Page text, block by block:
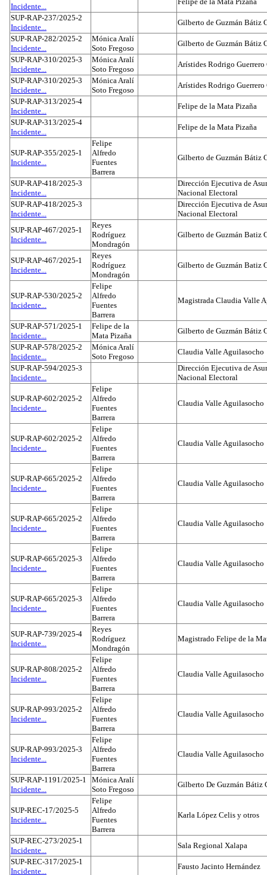
Incidente...
SUP-RAP-237/2025-2
Incidente...
Gilberto de Guzmán Bátiz
SUP-RAP-282/2025-2
Incidente...
Mónica Aralí
Soto Fregoso
Gilberto de Guzmán Bátiz
SUP-RAP-310/2025-3
Incidente...
Mónica Aralí
Soto Fregoso
Arístides Rodrigo Guerrero
SUP-RAP-310/2025-3
Incidente...
Mónica Aralí
Soto Fregoso
Arístides Rodrigo Guerrero
SUP-RAP-313/2025-4
Incidente...
Felipe de la Mata Pizaña
SUP-RAP-313/2025-4
Incidente...
Felipe de la Mata Pizaña
SUP-RAP-355/2025-1
Incidente...
Felipe
Alfredo
Fuentes
Barrera
Gilberto de Guzmán Bátiz
SUP-RAP-418/2025-3
Incidente...
Dirección Ejecutiva de
Nacional Electoral
SUP-RAP-418/2025-3
Incidente...
Dirección Ejecutiva de
Nacional Electoral
SUP-RAP-467/2025-1
Incidente...
Reyes
Rodríguez
Mondragón
Gilberto de Guzmán Batiz
SUP-RAP-467/2025-1
Incidente...
Reyes
Rodríguez
Mondragón
Gilberto de Guzmán Batiz
SUP-RAP-530/2025-2
Incidente...
Felipe
Alfredo
Fuentes
Barrera
Magistrada Claudia Valle
SUP-RAP-571/2025-1
Incidente...
Felipe de la
Mata Pizaña
Gilberto de Guzmán Bátiz
SUP-RAP-578/2025-2
Incidente...
Mónica Aralí
Soto Fregoso
Claudia Valle Aguilasocho
SUP-RAP-594/2025-3
Incidente...
Dirección Ejecutiva de
Nacional Electoral
SUP-RAP-602/2025-2
Incidente...
Felipe
Alfredo
Fuentes
Barrera
Claudia Valle Aguilasocho
SUP-RAP-602/2025-2
Incidente...
Felipe
Alfredo
Fuentes
Barrera
Claudia Valle Aguilasocho
SUP-RAP-665/2025-2
Incidente...
Felipe
Alfredo
Fuentes
Barrera
Claudia Valle Aguilasocho
SUP-RAP-665/2025-2
Incidente...
Felipe
Alfredo
Fuentes
Barrera
Claudia Valle Aguilasocho
SUP-RAP-665/2025-3
Incidente...
Felipe
Alfredo
Fuentes
Barrera
Claudia Valle Aguilasocho
SUP-RAP-665/2025-3
Incidente...
Felipe
Alfredo
Fuentes
Barrera
Claudia Valle Aguilasocho
SUP-RAP-739/2025-4
Incidente...
Reyes
Rodríguez
Mondragón
Magistrado Felipe de la
SUP-RAP-808/2025-2
Incidente...
Felipe
Alfredo
Fuentes
Barrera
Claudia Valle Aguilasocho
SUP-RAP-993/2025-2
Incidente...
Felipe
Alfredo
Fuentes
Barrera
Claudia Valle Aguilasocho
SUP-RAP-993/2025-3
Incidente...
Felipe
Alfredo
Fuentes
Barrera
Claudia Valle Aguilasocho
SUP-RAP-1191/2025-1
Incidente...
Mónica Aralí
Soto Fregoso
Gilberto De Guzmán Bátiz
SUP-REC-17/2025-5
Incidente...
Felipe
Alfredo
Fuentes
Barrera
Karla López Celis y otros
SUP-REC-273/2025-1
Incidente...
Sala Regional Xalapa
SUP-REC-317/2025-1
Incidente...
Fausto Jacinto Hernández